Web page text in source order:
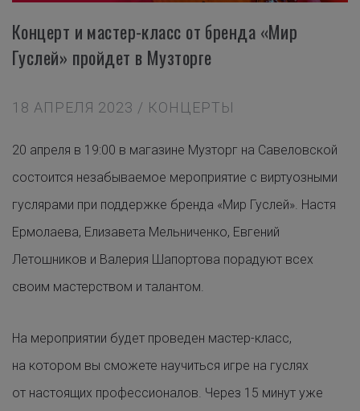
Концерт и мастер-класс от бренда «Мир
Гуслей» пройдет в Музторге
18 АПРЕЛЯ 2023 / КОНЦЕРТЫ
20 апреля в 19:00 в магазине Музторг на Савеловской
состоится незабываемое мероприятие с виртуозными
гуслярами при поддержке бренда «Мир Гуслей». Настя
Ермолаева, Елизавета Мельниченко, Евгений
Летошников и Валерия Шапортова порадуют всех
своим мастерством и талантом.
На мероприятии будет проведен мастер-класс,
на котором вы сможете научиться игре на гуслях
от настоящих профессионалов. Через 15 минут уже